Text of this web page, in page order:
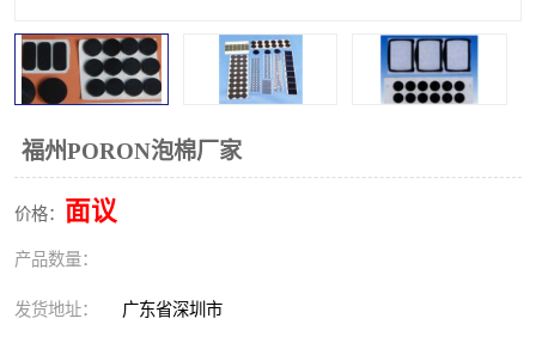
福州PORON泡棉厂家
价格： 面议
产品数量：
发货地址： 广东省深圳市